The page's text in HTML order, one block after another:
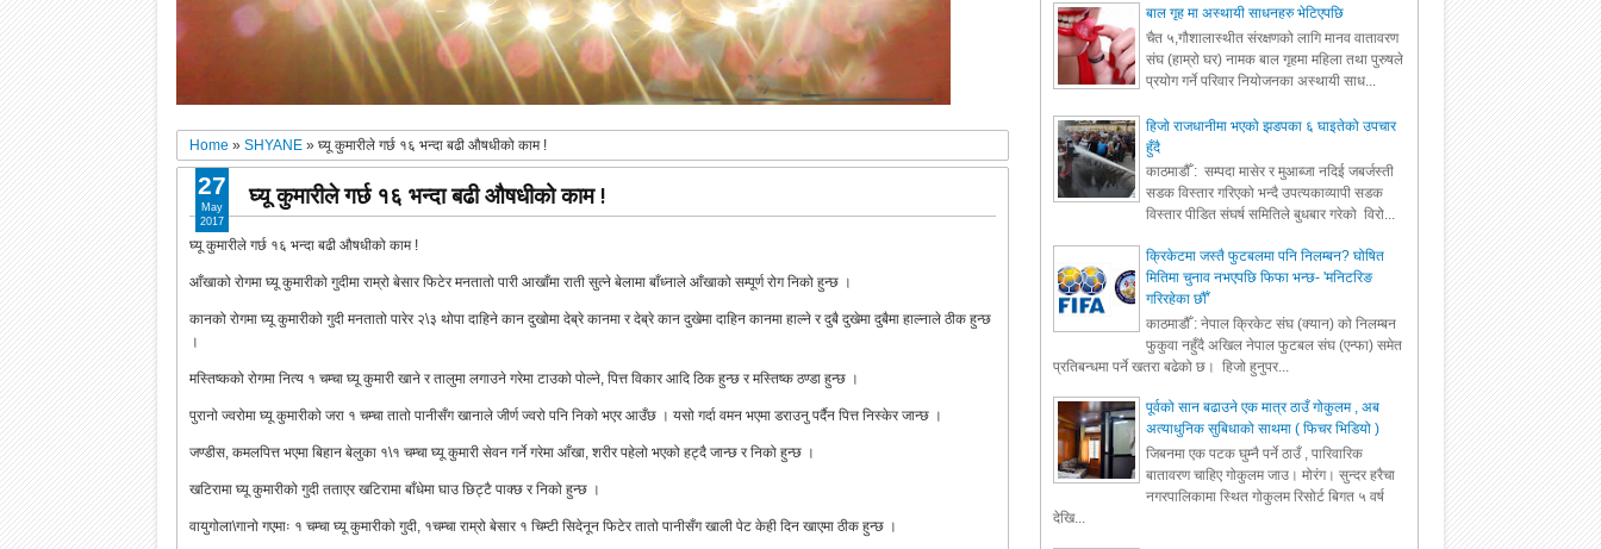
Home »SHYANE »घ्यू कुमारीले गर्छ १६ भन्दा बढी औषधीको काम !
घ्यू कुमारीले गर्छ १६ भन्दा बढी औषधीको काम !
घ्यू कुमारीले गर्छ १६ भन्दा बढी औषधीको काम !
आँखाको रोगमा घ्यू कुमारीको गुदीमा राम्रो बेसार फिटेर मनतातो पारी आखाँमा राती सुत्ने बेलामा बाँध्नाले आँखाको सम्पूर्ण रोग निको हुन्छ ।
कानको रोगमा घ्यू कुमारीको गुदी मनतातो पारेर २\३ थोपा दाहिने कान दुखोमा देब्रे कानमा र देब्रे कान दुखेमा दाहिन कानमा हाल्ने र दुबै दुखेमा दुबैमा हाल्नाले ठीक हुन्छ
।
मस्तिष्कको रोगमा नित्य १ चम्चा घ्यू कुमारी खाने र तालुमा लगाउने गरेमा टाउको पोल्ने, पित्त विकार आदि ठिक हुन्छ र मस्तिष्क ठण्डा हुन्छ ।
पुरानो ज्वरोमा घ्यू कुमारीको जरा १ चम्चा तातो पानीसँग खानाले जीर्ण ज्वरो पनि निको भएर आउँछ । यसो गर्दा वमन भएमा डराउनु पर्दैन पित्त निस्केर जान्छ ।
जण्डीस, कमलपित्त भएमा बिहान बेलुका १\१ चम्चा घ्यू कुमारी सेवन गर्ने गरेमा आँखा, शरीर पहेलो भएको हट्दै जान्छ र निको हुन्छ ।
खटिरामा घ्यू कुमारीको गुदी तताएर खटिरामा बाँधेमा घाउ छिट्टै पाक्छ र निको हुन्छ ।
वायुगोला\गानो गएमाः १ चम्चा घ्यू कुमारीको गुदी, १चम्चा राम्रो बेसार १ चिम्टी सिदेनून फिटेर तातो पानीसँग खाली पेट केही दिन खाएमा ठीक हुन्छ ।
27
May
2017
बाल गृह मा अस्थायी साधनहरु भेटिएपछि
चैत ५,गौशालास्थीत संरक्षणको लागि मानव वातावरण
संघ (हाम्रो घर) नामक बाल गृहमा महिला तथा पुरुषले
प्रयोग गर्ने परिवार नियोजनका अस्थायी साध...
हिजो राजधानीमा भएको झडपका ६ घाइतेको उपचार
हुँदै
काठमाडौँ : सम्पदा मासेर र मुआब्जा नदिई जबर्जस्ती
सडक विस्तार गरिएको भन्दै उपत्यकाव्यापी सडक
विस्तार पीडित संघर्ष समितिले बुधबार गरेको विरो...
क्रिकेटमा जस्तै फुटबलमा पनि निलम्बन? घोषित
मितिमा चुनाव नभएपछि फिफा भन्छ- 'मनिटरिङ
गरिरहेका छौँ'
काठमाडौँ : नेपाल क्रिकेट संघ (क्यान) को निलम्बन
फुकुवा नहुँदै अखिल नेपाल फुटबल संघ (एन्फा) समेत
प्रतिबन्धमा पर्ने खतरा बढेको छ। हिजो हुनुपर...
पूर्वको सान बढाउने एक मात्र ठाउँ गोकुलम , अब
अत्याधुनिक सुबिधाको साथमा ( फिचर भिडियो )
जिबनमा एक पटक घुम्नै पर्ने ठाउँ , पारिवारिक
बातावरण चाहिए गोकुलम जाउ। मोरंग। सुन्दर हरैचा
नगरपालिकामा स्थित गोकुलम रिसोर्ट बिगत ५ वर्ष
देखि...